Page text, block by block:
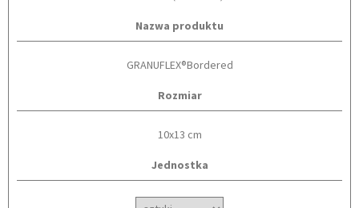
Nazwa produktu
GRANUFLEX®Bordered
Rozmiar
10x13 cm
Jednostka